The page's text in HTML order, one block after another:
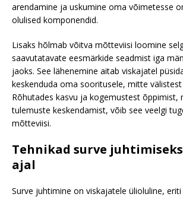
arendamine ja uskumine oma võimetesse
olulised komponendid.
Lisaks hõlmab võitva mõtteviisi loomine
saavutatavate eesmärkide seadmist iga
jaoks. See lähenemine aitab viskajatel
keskenduda oma sooritusele, mitte
Rõhutades kasvu ja kogemustest õppimist,
tulemuste keskendamist, võib see veelgi
mõtteviisi.
Tehnikad surve
ajal
Surve juhtimine on viskajatele ülioluline,